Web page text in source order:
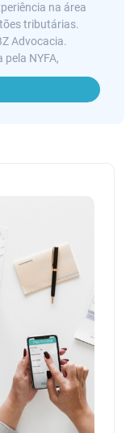
na área
tributárias.
Advocacia.
NYFA,
de diversos
mantém